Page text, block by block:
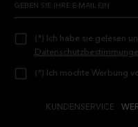
(*) Ich habe sie gelesen
(*) Ich möchte Werbung
KUNDENSERVICE